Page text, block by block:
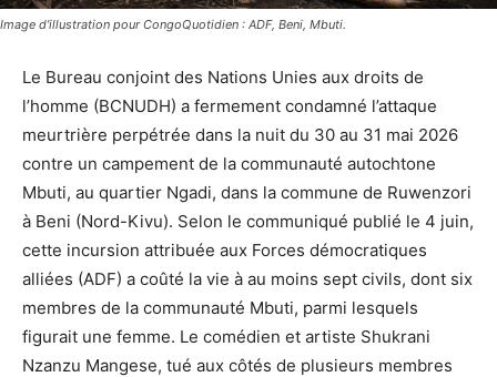
Image d'illustration pour CongoQuotidien : ADF, Beni, Mbuti.
Le Bureau conjoint des Nations Unies aux droits de
l’homme (BCNUDH) a fermement condamné l’attaque
meurtrière perpétrée dans la nuit du 30 au 31 mai 2026
contre un campement de la communauté autochtone
Mbuti, au quartier Ngadi, dans la commune de Ruwenzori
à Beni (Nord-Kivu). Selon le communiqué publié le 4 juin,
cette incursion attribuée aux Forces démocratiques
alliées (ADF) a coûté la vie à au moins sept civils, dont six
membres de la communauté Mbuti, parmi lesquels
figurait une femme. Le comédien et artiste Shukrani
Nzanzu Mangese, tué aux côtés de plusieurs membres